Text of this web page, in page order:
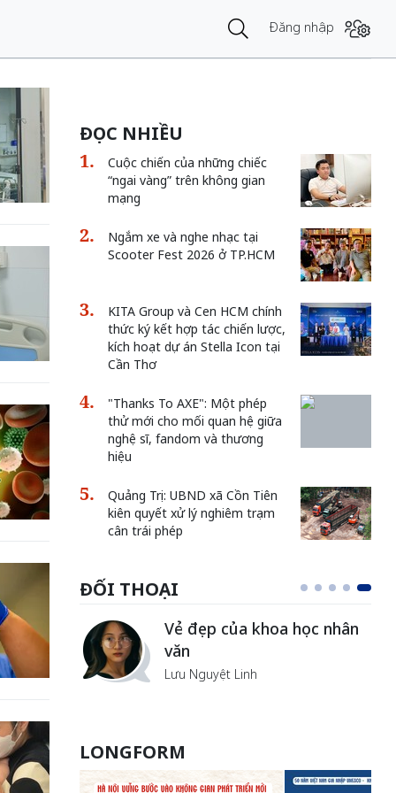
Đăng nhập
ĐỌC NHIỀU
Cuộc chiến của những chiếc
“ngai vàng” trên không gian
mạng
Ngắm xe và nghe nhạc tại
Scooter Fest 2026 ở TP.HCM
KITA Group và Cen HCM chính
thức ký kết hợp tác chiến lược,
kích hoạt dự án Stella Icon tại
Cần Thơ
"Thanks To AXE": Một phép
thử mới cho mối quan hệ giữa
nghệ sĩ, fandom và thương
hiệu
Quảng Trị: UBND xã Cồn Tiên
kiên quyết xử lý nghiêm trạm
cân trái phép
ĐỐI THOẠI
Vẻ đẹp của khoa học nhân
văn
Lưu Nguyệt Linh
LONGFORM